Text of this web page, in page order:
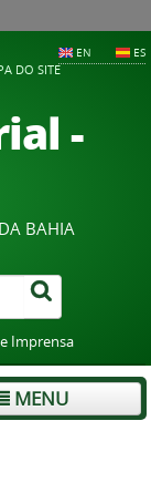
EN ES
DO SITE
-
BAHIA
Imprensa
MENU